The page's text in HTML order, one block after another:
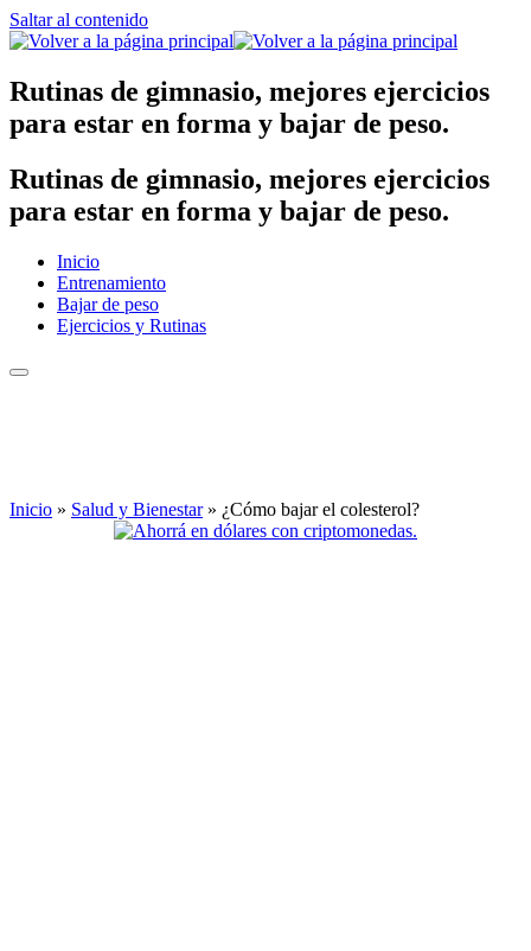
Saltar al contenido
Rutinas de gimnasio, mejores ejercicios
para estar en forma y bajar de peso.
Rutinas de gimnasio, mejores ejercicios
para estar en forma y bajar de peso.
Inicio
Entrenamiento
Bajar de peso
Ejercicios y Rutinas
Inicio » Salud y Bienestar » ¿Cómo bajar el colesterol?